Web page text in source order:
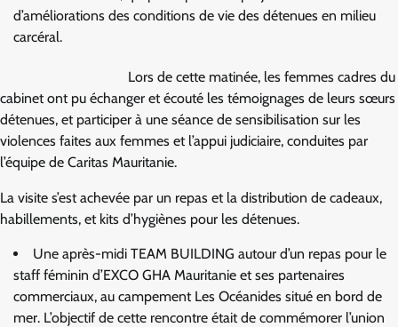
d’améliorations des conditions de vie des détenues en milieu
carcéral.
Lors de cette matinée, les femmes cadres du
cabinet ont pu échanger et écouté les témoignages de leurs sœurs
détenues, et participer à une séance de sensibilisation sur les
violences faites aux femmes et l’appui judiciaire, conduites par
l’équipe de Caritas Mauritanie.
La visite s’est achevée par un repas et la distribution de cadeaux,
habillements, et kits d’hygiènes pour les détenues.
Une après-midi TEAM BUILDING autour d’un repas pour le
staff féminin d’EXCO GHA Mauritanie et ses partenaires
commerciaux, au campement Les Océanides situé en bord de
mer. L’objectif de cette rencontre était de commémorer l’union